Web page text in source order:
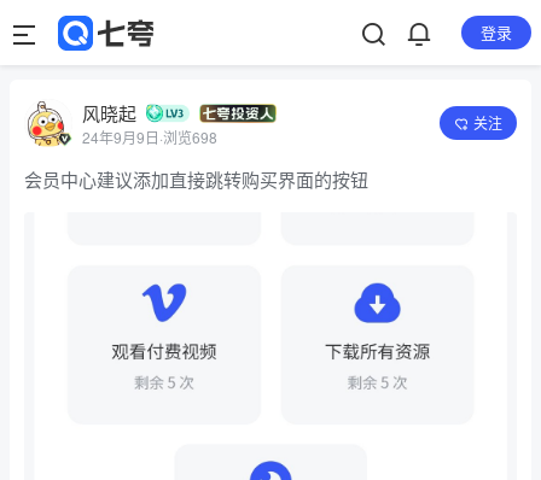
登录
风晓起
24年9月9日·浏览698
关注
会员中心建议添加直接跳转购买界面的按钮